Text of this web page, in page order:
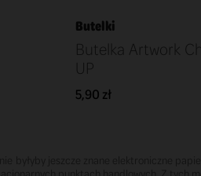
Butelki
Butelka Artwork
UP
5,90 zł